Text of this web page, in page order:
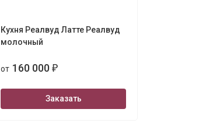
Кухня Реалвуд Латте Реалвуд
молочный
от 160 000 ₽
Заказать